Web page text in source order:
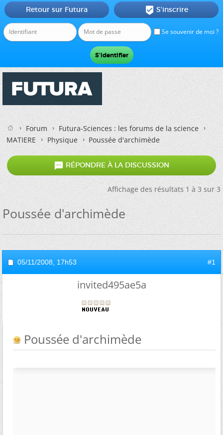
Se souvenir de moi ?
Retour sur Futura  S'inscrire
Forum
Futura-Sciences : les forums de la science
MATIERE
Physique Poussée d'archimède
 RÉPONDRE À LA DISCUSSION
Affichage des résultats 1 à 3 sur 3
Poussée d'archimède
05/11/2008, 17h53 #1
invited495ae5a
Poussée d'archimède